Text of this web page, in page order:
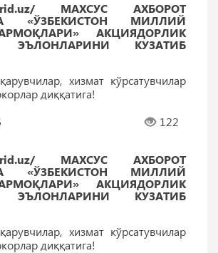
МАХСУС АХБОРОТ
«ЎЗБЕКИСТОН МИЛЛИЙ
АКЦИЯДОРЛИК
ЭЪЛОНЛАРИНИ КУЗАТИБ
хизмат кўрсатувчилар
диққатига!
122
МАХСУС АХБОРОТ
«ЎЗБЕКИСТОН МИЛЛИЙ
АКЦИЯДОРЛИК
ЭЪЛОНЛАРИНИ КУЗАТИБ
хизмат кўрсатувчилар
диққатига!